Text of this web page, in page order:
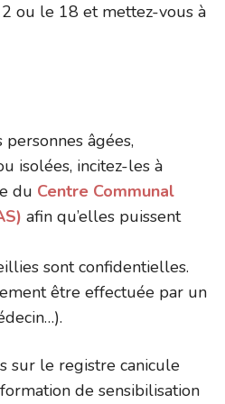
ou le 18 et mettez-vous à
personnes âgées,
isolées, incitez-les à
du Centre Communal
afin qu’elles puissent
sont confidentielles.
être effectuée par un
sur le registre canicule
de sensibilisation